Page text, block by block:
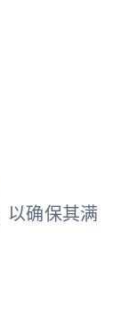
以确保其满